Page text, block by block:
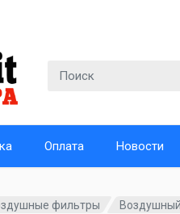
Оплата Новости
фильтры